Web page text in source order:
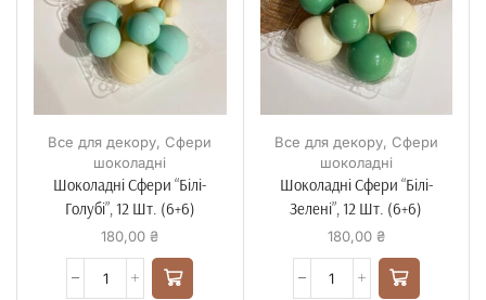
Все для декору, Сфери
шоколадні
Шоколадні Сфери “Білі-
Голубі”, 12 Шт. (6+6)
180,00₴
Все для декору, Сфери
шоколадні
Шоколадні Сфери “Білі-
Зелені”, 12 Шт. (6+6)
180,00 ₴